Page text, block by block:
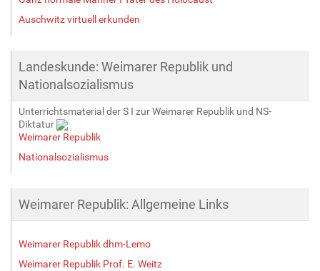
Auschwitz virtuell erkunden
Landeskunde: Weimarer Republik und
Nationalsozialismus
Unterrichtsmaterial der S I zur Weimarer Republik und NS-
Diktatur
Weimarer Republik
Nationalsozialismus
Weimarer Republik: Allgemeine Links
Weimarer Republik dhm-Lemo
Weimarer Republik Prof. E. Weitz